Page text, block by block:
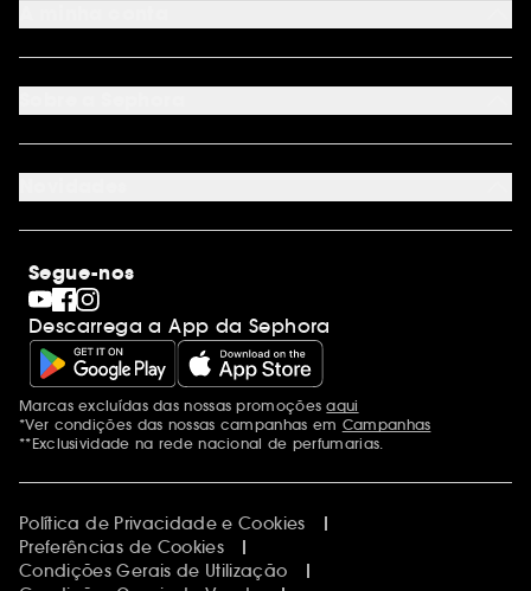
Cartão oferta físico
Cartão oferta empresas
Site Map
Seguir encomenda
Programa de Fidelidade
Juntar Sephora
Sephora Prize 2026
Internacional
Descobrir a Sephora
Código promocional Sephora
Saldos
Dia dos Namorados
Dia do Pai
Dia da Mãe
Calendários do Advento
Singles' Day
Black Friday
Cyber Monday
Blue Monday
Segue-nos
Descarrega a App da Sephora
Menções adicionais
Marcas excluídas das nossas promoçõesaqui
*Ver condições das nossas campanhas em Campanhas
**Exclusividade na rede nacional de perfumarias.
Política de Privacidade e Cookies
Preferências de Cookies
Condições Gerais de Utilização